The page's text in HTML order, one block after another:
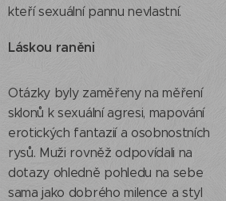
kteří sexuální pannu nevlastní.
Láskou raněni
Otázky byly zaměřeny na měření
sklonů k sexuální agresi, mapování
erotických fantazií a osobnostních
rysů. Muži rovněž odpovídali na
dotazy ohledně pohledu na sebe
sama jako dobrého milence a styl